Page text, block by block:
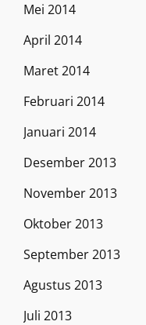
Mei 2014
April 2014
Maret 2014
Februari 2014
Januari 2014
Desember 2013
November 2013
Oktober 2013
September 2013
Agustus 2013
Juli 2013